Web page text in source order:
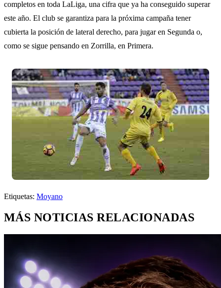
completos en toda LaLiga, una cifra que ya ha conseguido superar
este año. El club se garantiza para la próxima campaña tener
cubierta la posición de lateral derecho, para jugar en Segunda o,
como se sigue pensando en Zorrilla, en Primera.
Etiquetas: Moyano
MÁS NOTICIAS RELACIONADAS